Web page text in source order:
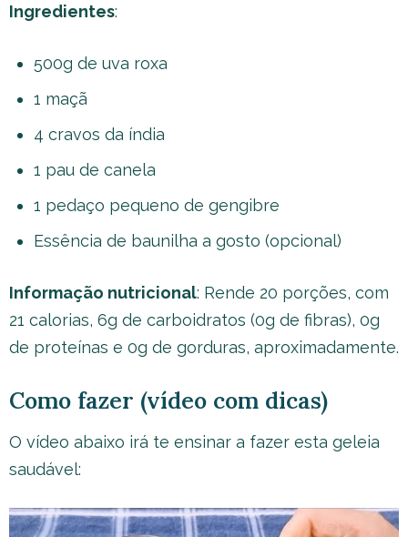
Ingredientes:
500g de uva roxa
1 maçã
4 cravos da índia
1 pau de canela
1 pedaço pequeno de gengibre
Essência de baunilha a gosto (opcional)
Informação nutricional: Rende 20 porções, com
21 calorias, 6g de carboidratos (0g de fibras), 0g
de proteínas e 0g de gorduras, aproximadamente.
Como fazer (vídeo com dicas)
O vídeo abaixo irá te ensinar a fazer esta geleia
saudável: